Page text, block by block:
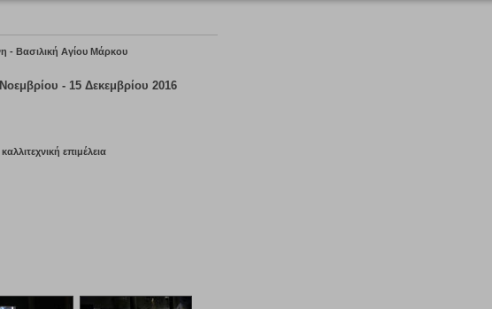
- Βασιλική Αγίου Μάρκου
- 15 Δεκεμβρίου 2016
επιμέλεια